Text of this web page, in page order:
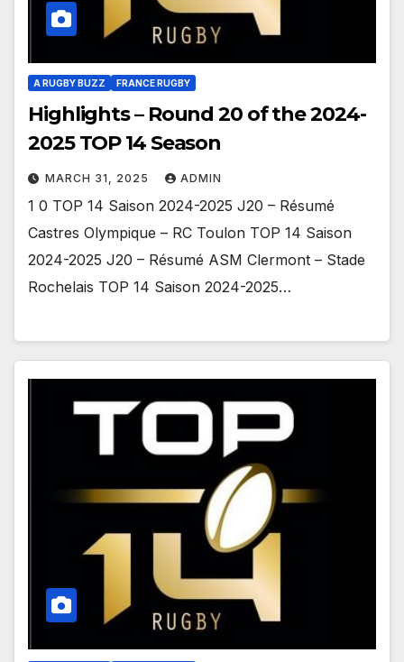
A RUGBY BUZZ FRANCE RUGBY
Highlights – Round 20 of the 2024-
2025 TOP 14 Season
MARCH 31, 2025 ADMIN
1 0 TOP 14 Saison 2024-2025 J20 – Résumé
Castres Olympique – RC Toulon TOP 14 Saison
2024-2025 J20 – Résumé ASM Clermont – Stade
Rochelais TOP 14 Saison 2024-2025…